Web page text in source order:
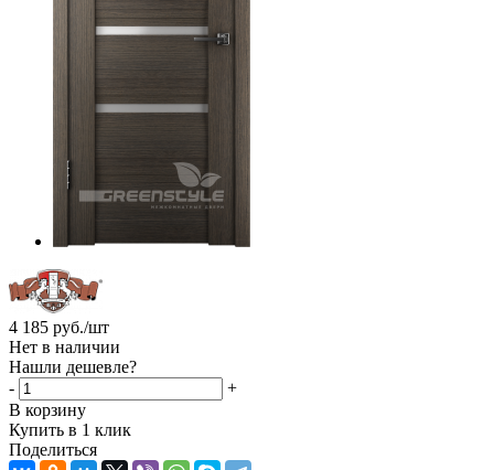
4 185 руб./шт
Нет в наличии
Нашли дешевле?
-
+
В корзину
Купить в 1 клик
Поделиться